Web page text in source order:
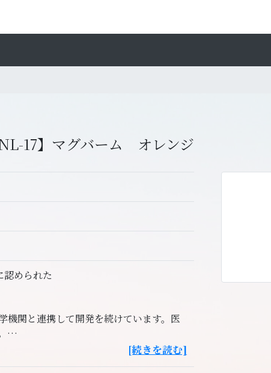
NL-17】マグバーム オレンジ
認められた
機関と連携して開発を続けています。医
[続きを読む]